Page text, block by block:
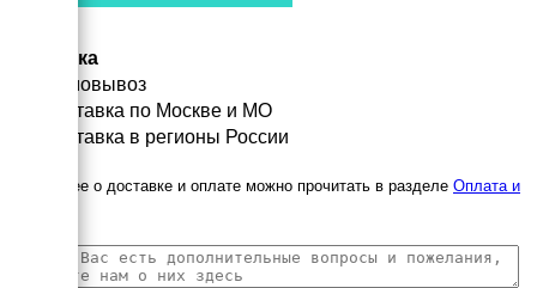
Доставка
Самовывоз
Доставка по Москве и МО
Доставка в регионы России
Подробнее о доставке и оплате можно прочитать в разделе Оплата и